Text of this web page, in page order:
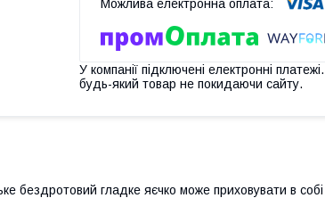
У компанії підключені електронні
будь-який товар не покидаючи сайту.
бездротовий гладке яєчко може приховувати в